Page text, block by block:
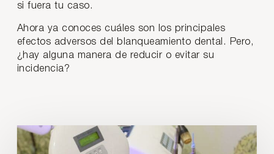
si fuera tu caso.
Ahora ya conoces cuáles son los principales
efectos adversos del blanqueamiento dental. Pero,
¿hay alguna manera de reducir o evitar su
incidencia?